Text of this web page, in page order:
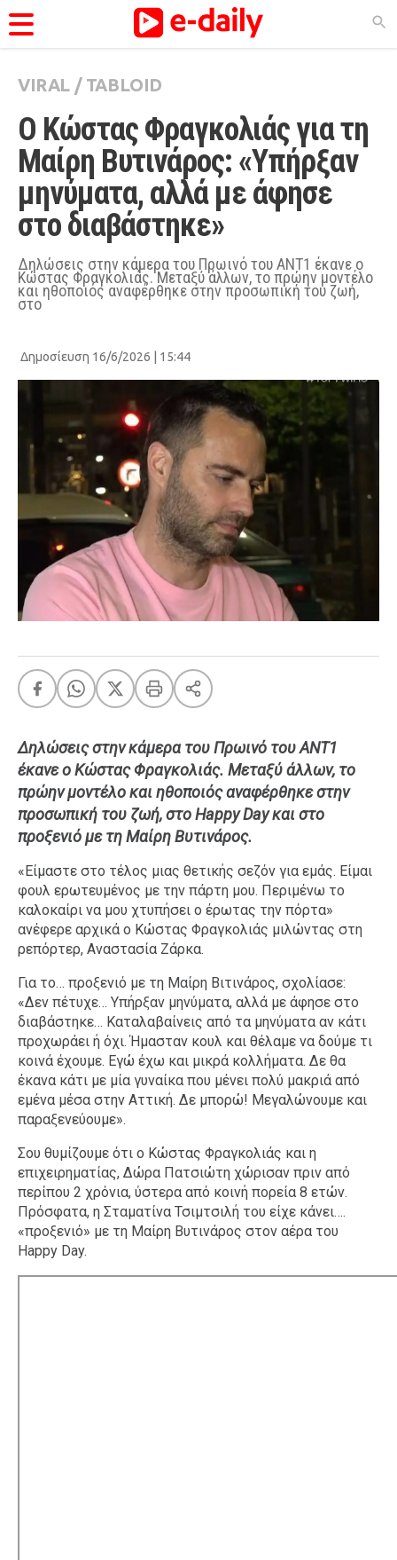
ΚΑΤΗΓΟΡΊΕΣ
Ειδήσεις
Θέματα
Videos
Podcasts
Viral
Life
Pop Culture
FEEDS
Πάσχα Eurovision
Retro Summer
LOL
A-List LGBTQI+
Xmas
LIFE
Food
Body+Mind
Ταξίδια
Style
Σπίτι
Family
Σχέσεις
Agenda
Επιλογές
Εισιτήρια
VIRAL / TABLOID
Ο Κώστας Φραγκολιάς για τη
Μαίρη Βυτινάρος: «Υπήρξαν
μηνύματα, αλλά με άφησε
στο διαβάστηκε»
Δηλώσεις στην κάμερα του Πρωινό του ΑΝΤ1 έκανε ο
Κώστας Φραγκολιάς. Μεταξύ άλλων, το πρώην μοντέλο
και ηθοποιός αναφέρθηκε στην προσωπική του ζωή,
στο
Δημοσίευση 16/6/2026 | 15:44
Δηλώσεις στην κάμερα του Πρωινό του ΑΝΤ1
έκανε ο Κώστας Φραγκολιάς. Μεταξύ άλλων, το
πρώην μοντέλο και ηθοποιός αναφέρθηκε στην
προσωπική του ζωή, στο Happy Day και στο
προξενιό με τη Μαίρη Βυτινάρος.
«Είμαστε στο τέλος μιας θετικής σεζόν για εμάς. Είμαι
φουλ ερωτευμένος με την πάρτη μου. Περιμένω το
καλοκαίρι να μου χτυπήσει ο έρωτας την πόρτα»
ανέφερε αρχικά ο Κώστας Φραγκολιάς μιλώντας στη
ρεπόρτερ, Αναστασία Ζάρκα.
Για το… προξενιό με τη Μαίρη Βιτινάρος, σχολίασε:
«Δεν πέτυχε… Υπήρξαν μηνύματα, αλλά με άφησε στο
διαβάστηκε… Καταλαβαίνεις από τα μηνύματα αν κάτι
προχωράει ή όχι. Ήμασταν κουλ και θέλαμε να δούμε τι
κοινά έχουμε. Εγώ έχω και μικρά κολλήματα. Δε θα
έκανα κάτι με μία γυναίκα που μένει πολύ μακριά από
εμένα μέσα στην Αττική. Δε μπορώ! Μεγαλώνουμε και
παραξενεύουμε».
Σου θυμίζουμε ότι ο Κώστας Φραγκολιάς και η
επιχειρηματίας, Δώρα Πατσιώτη χώρισαν πριν από
περίπου 2 χρόνια, ύστερα από κοινή πορεία 8 ετών.
Πρόσφατα, η Σταματίνα Τσιμτσιλή του είχε κάνει….
«προξενιό» με τη Μαίρη Βυτινάρος στον αέρα του
Happy Day.